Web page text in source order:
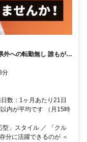
外への転勤無し 誰もが知
）
分
数：1ヶ月あたり21日
内が平均です （月15時
」スタイル ／ 「クル
分に活躍できるのが ＜